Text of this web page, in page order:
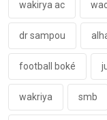
wakirya ac
dr sampou
football boké
wakriya smb